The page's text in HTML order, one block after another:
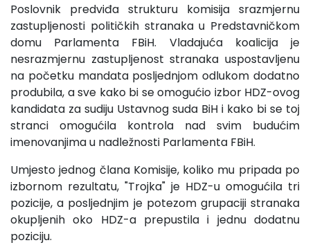
Poslovnik predviđa strukturu komisija srazmjernu
zastupljenosti političkih stranaka u Predstavničkom
domu Parlamenta FBiH. Vladajuća koalicija je
nesrazmjernu zastupljenost stranaka uspostavljenu
na početku mandata posljednjom odlukom dodatno
produbila, a sve kako bi se omogućio izbor HDZ-ovog
kandidata za sudiju Ustavnog suda BiH i kako bi se toj
stranci omogućila kontrola nad svim budućim
imenovanjima u nadležnosti Parlamenta FBiH.
Umjesto jednog člana Komisije, koliko mu pripada po
izbornom rezultatu, "Trojka" je HDZ-u omogućila tri
pozicije, a posljednjim je potezom grupaciji stranaka
okupljenih oko HDZ-a prepustila i jednu dodatnu
poziciju.